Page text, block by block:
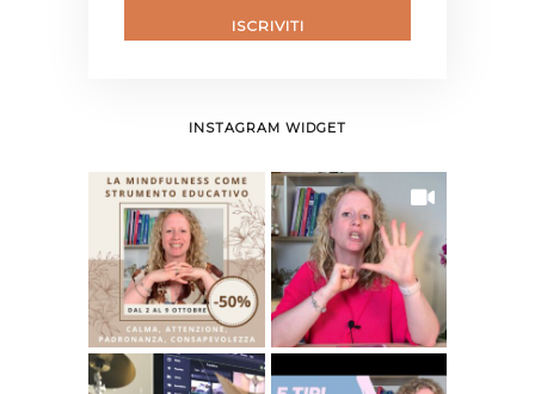
ISCRIVITI
INSTAGRAM WIDGET